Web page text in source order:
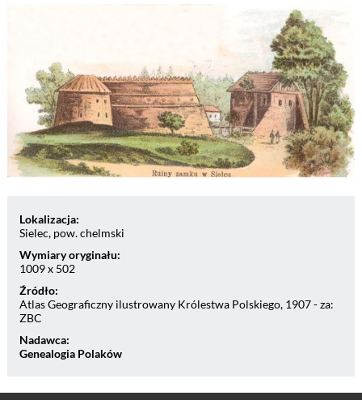
Lokalizacja:
Sielec, pow. chelmski
Wymiary oryginału:
1009 x 502
Źródło:
Atlas Geograficzny ilustrowany Królestwa Polskiego, 1907 - za:
ZBC
Nadawca:
Genealogia Polaków